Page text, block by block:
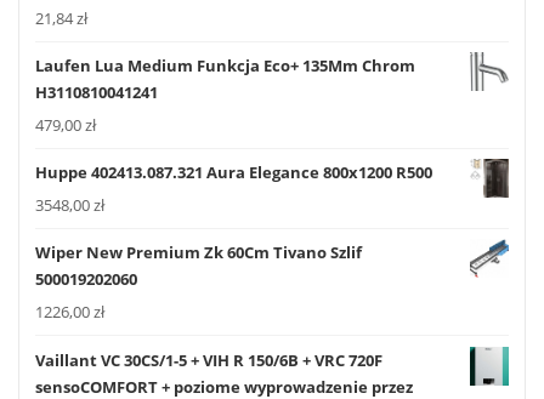
21,84zł
Laufen Lua Medium Funkcja Eco+ 135Mm Chrom
H3110810041241
479,00zł
Huppe 402413.087.321 Aura Elegance 800x1200 R500
3548,00zł
Wiper New Premium Zk 60Cm Tivano Szlif
500019202060
1226,00zł
Vaillant VC 30CS/1-5 + VIH R 150/6B + VRC 720F
sensoCOMFORT + poziome wyprowadzenie przez